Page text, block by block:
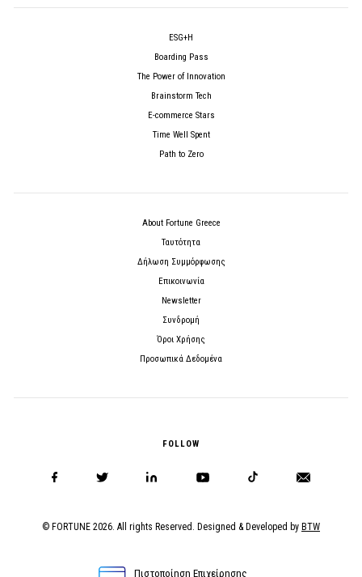
ESG+H
Boarding Pass
The Power of Innovation
Brainstorm Tech
E-commerce Stars
Time Well Spent
Path to Zero
About Fortune Greece
Ταυτότητα
Δήλωση Συμμόρφωσης
Επικοινωνία
Newsletter
Συνδρομή
Όροι Χρήσης
Προσωπικά Δεδομένα
FOLLOW
© FORTUNE 2026. All rights Reserved. Designed & Developed by BTW
Πιστοποίηση Επιχείρησης